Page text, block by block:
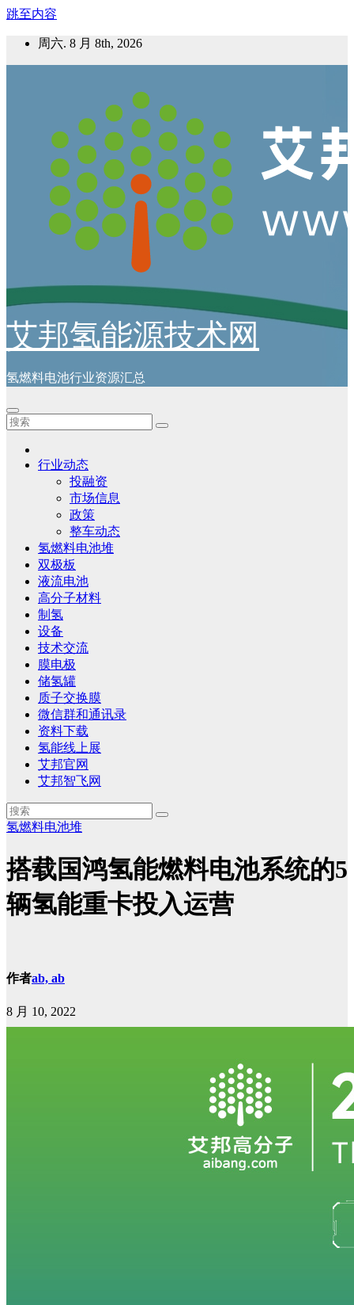
跳至内容
周六. 8 月 8th, 2026
艾邦氢能源技术网
氢燃料电池行业资源汇总
行业动态
投融资
市场信息
政策
整车动态
氢燃料电池堆
双极板
液流电池
高分子材料
制氢
设备
技术交流
膜电极
储氢罐
质子交换膜
微信群和通讯录
资料下载
氢能线上展
艾邦官网
艾邦智飞网
氢燃料电池堆
搭载国鸿氢能燃料电池系统的5
辆氢能重卡投入运营
作者ab, ab
8 月 10, 2022